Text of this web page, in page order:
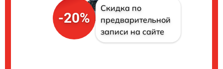
-20%
Скидка по
предварительной
записи на сайте